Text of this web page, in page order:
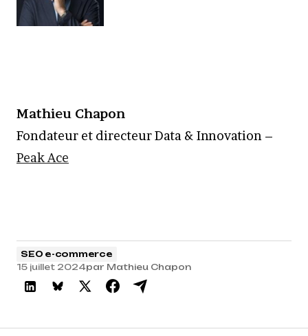
Mathieu Chapon
Fondateur et directeur Data & Innovation –
Peak Ace
SEO e-commerce
15 juillet 2024par Mathieu Chapon